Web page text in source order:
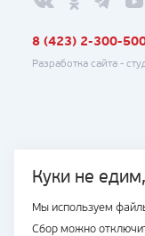
Куки не
Мы используем
Сбор можно
8 (423) 2-300-
Разработка сайта -